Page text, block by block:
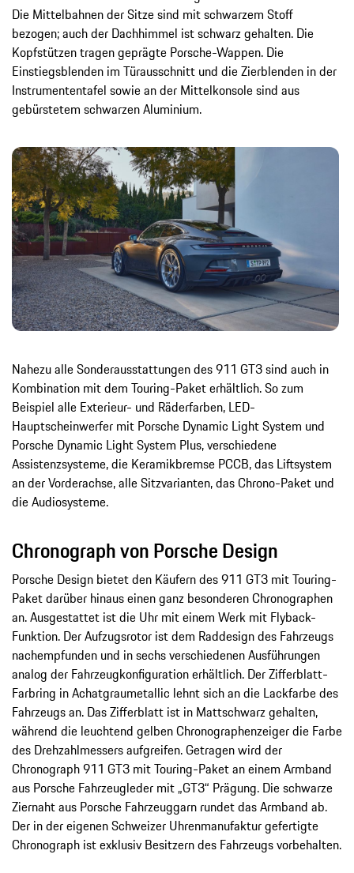
Die Mittelbahnen der Sitze sind mit schwarzem Stoff
bezogen; auch der Dachhimmel ist schwarz gehalten. Die
Kopfstützen tragen geprägte Porsche-Wappen. Die
Einstiegsblenden im Türausschnitt und die Zierblenden in der
Instrumententafel sowie an der Mittelkonsole sind aus
gebürstetem schwarzen Aluminium.
Nahezu alle Sonderausstattungen des 911 GT3 sind auch in
Kombination mit dem Touring-Paket erhältlich. So zum
Beispiel alle Exterieur- und Räderfarben, LED-
Hauptscheinwerfer mit Porsche Dynamic Light System und
Porsche Dynamic Light System Plus, verschiedene
Assistenzsysteme, die Keramikbremse PCCB, das Liftsystem
an der Vorderachse, alle Sitzvarianten, das Chrono-Paket und
die Audiosysteme.
Chronograph von Porsche Design
Porsche Design bietet den Käufern des 911 GT3 mit Touring-
Paket darüber hinaus einen ganz besonderen Chronographen
an. Ausgestattet ist die Uhr mit einem Werk mit Flyback-
Funktion. Der Aufzugsrotor ist dem Raddesign des Fahrzeugs
nachempfunden und in sechs verschiedenen Ausführungen
analog der Fahrzeugkonfiguration erhältlich. Der Zifferblatt-
Farbring in Achatgraumetallic lehnt sich an die Lackfarbe des
Fahrzeugs an. Das Zifferblatt ist in Mattschwarz gehalten,
während die leuchtend gelben Chronographenzeiger die Farbe
des Drehzahlmessers aufgreifen. Getragen wird der
Chronograph 911 GT3 mit Touring-Paket an einem Armband
aus Porsche Fahrzeugleder mit „GT3“ Prägung. Die schwarze
Ziernaht aus Porsche Fahrzeuggarn rundet das Armband ab.
Der in der eigenen Schweizer Uhrenmanufaktur gefertigte
Chronograph ist exklusiv Besitzern des Fahrzeugs vorbehalten.